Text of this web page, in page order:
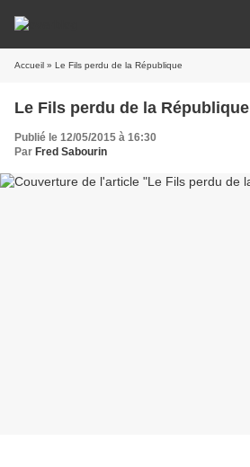
Accueil » Le Fils perdu de la République
Le Fils perdu de la République
Publié le 12/05/2015 à 16:30
Par Fred Sabourin